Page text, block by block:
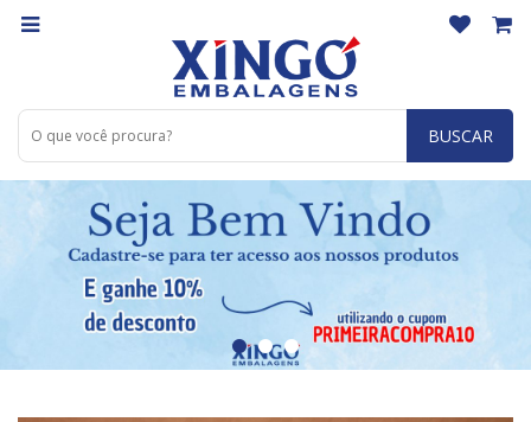
BUSCAR